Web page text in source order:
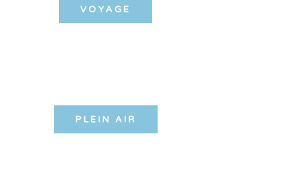
VOYAGE
PLEIN AIR